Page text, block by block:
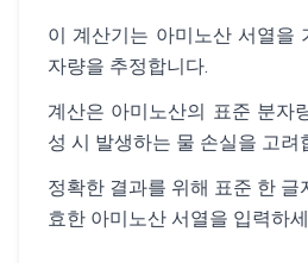
이 계산기는 아미노산 서열을
자량을 추정합니다.
계산은 아미노산의 표준 분자
성 시 발생하는 물 손실을 고려
정확한 결과를 위해 표준 한 글
효한 아미노산 서열을 입력하